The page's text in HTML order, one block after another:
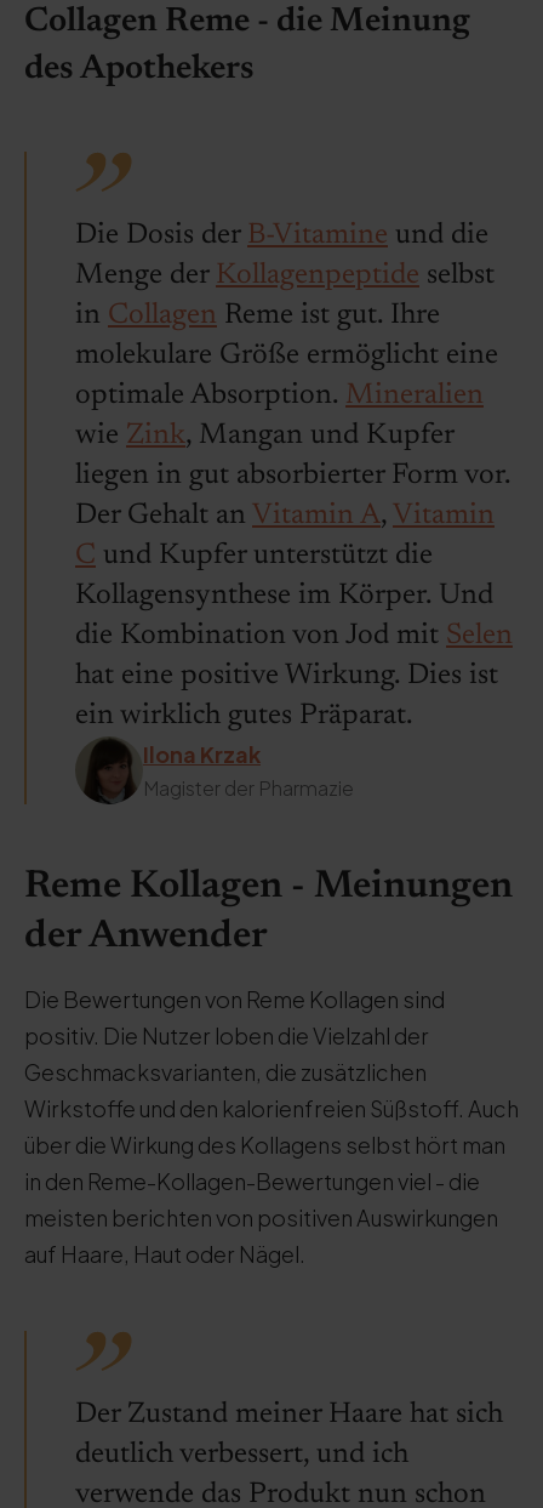
Collagen Reme - die Meinung
des Apothekers
Die Dosis der B-Vitamine und die
Menge der Kollagenpeptide selbst
in Collagen Reme ist gut. Ihre
molekulare Größe ermöglicht eine
optimale Absorption. Mineralien
wie Zink, Mangan und Kupfer
liegen in gut absorbierter Form vor.
Der Gehalt an Vitamin A, Vitamin
C und Kupfer unterstützt die
Kollagensynthese im Körper. Und
die Kombination von Jod mit Selen
hat eine positive Wirkung. Dies ist
ein wirklich gutes Präparat.
Ilona Krzak
Magister der Pharmazie
Reme Kollagen - Meinungen
der Anwender
Die Bewertungen von Reme Kollagen sind
positiv. Die Nutzer loben die Vielzahl der
Geschmacksvarianten, die zusätzlichen
Wirkstoffe und den kalorienfreien Süßstoff. Auch
über die Wirkung des Kollagens selbst hört man
in den Reme-Kollagen-Bewertungen viel - die
meisten berichten von positiven Auswirkungen
auf Haare, Haut oder Nägel.
Der Zustand meiner Haare hat sich
deutlich verbessert, und ich
verwende das Produkt nun schon